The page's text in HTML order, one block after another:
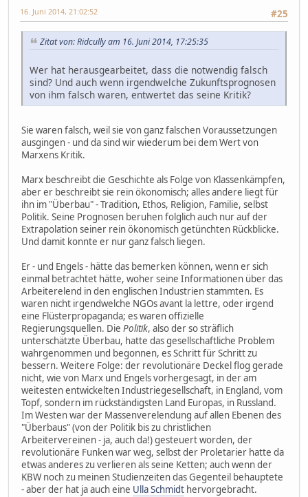
#25
16. Juni 2014, 21:02:52
Zitat von: Ridcully am 16. Juni 2014, 17:25:35
Wer hat herausgearbeitet, dass die notwendig falsch
sind? Und auch wenn irgendwelche Zukunftsprognosen
von ihm falsch waren, entwertet das seine Kritik?
Sie waren falsch, weil sie von ganz falschen Voraussetzungen
ausgingen - und da sind wir wiederum bei dem Wert von
Marxens Kritik.
Marx beschreibt die Geschichte als Folge von Klassenkämpfen,
aber er beschreibt sie rein ökonomisch; alles andere liegt für
ihn im "Überbau" - Tradition, Ethos, Religion, Familie, selbst
Politik. Seine Prognosen beruhen folglich auch nur auf der
Extrapolation seiner rein ökonomisch getünchten Rückblicke.
Und damit konnte er nur ganz falsch liegen.
Er - und Engels - hätte das bemerken können, wenn er sich
einmal betrachtet hätte, woher seine Informationen über das
Arbeiterelend in den englischen Industrien stammten. Es
waren nicht irgendwelche NGOs avant la lettre, oder irgend
eine Flüsterpropaganda; es waren offizielle
Regierungsquellen. Die Politik, also der so sträflich
unterschätzte Überbau, hatte das gesellschaftliche Problem
wahrgenommen und begonnen, es Schritt für Schritt zu
bessern. Weitere Folge: der revolutionäre Deckel flog gerade
nicht, wie von Marx und Engels vorhergesagt, in der am
weitesten entwickelten Industriegesellschaft, in England, vom
Topf, sondern im rückständigsten Land Europas, in Russland.
Im Westen war der Massenverelendung auf allen Ebenen des
"Überbaus" (von der Politik bis zu christlichen
Arbeitervereinen - ja, auch da!) gesteuert worden, der
revolutionäre Funken war weg, selbst der Proletarier hatte da
etwas anderes zu verlieren als seine Ketten; auch wenn der
KBW noch zu meinen Studienzeiten das Gegenteil behauptete
- aber der hat ja auch eine Ulla Schmidt hervorgebracht.